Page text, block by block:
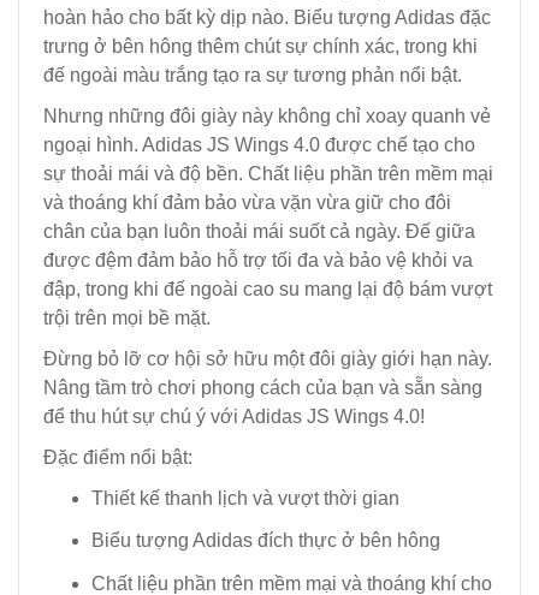
hoàn hảo cho bất kỳ dịp nào. Biểu tượng Adidas đặc
trưng ở bên hông thêm chút sự chính xác, trong khi
đế ngoài màu trắng tạo ra sự tương phản nổi bật.
Nhưng những đôi giày này không chỉ xoay quanh vẻ
ngoại hình. Adidas JS Wings 4.0 được chế tạo cho
sự thoải mái và độ bền. Chất liệu phần trên mềm mại
và thoáng khí đảm bảo vừa vặn vừa giữ cho đôi
chân của bạn luôn thoải mái suốt cả ngày. Đế giữa
được đệm đảm bảo hỗ trợ tối đa và bảo vệ khỏi va
đập, trong khi đế ngoài cao su mang lại độ bám vượt
trội trên mọi bề mặt.
Đừng bỏ lỡ cơ hội sở hữu một đôi giày giới hạn này.
Nâng tầm trò chơi phong cách của bạn và sẵn sàng
để thu hút sự chú ý với Adidas JS Wings 4.0!
Đặc điểm nổi bật:
Thiết kế thanh lịch và vượt thời gian
Biểu tượng Adidas đích thực ở bên hông
Chất liệu phần trên mềm mại và thoáng khí cho